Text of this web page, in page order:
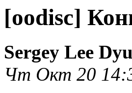
[oodisc]
Sergey Lee
Чт Окт 20